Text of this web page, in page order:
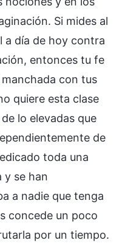
Si mides al
a día de hoy contra
entonces tu fe
con tus
quiere esta clase
lo elevadas que
de
toda una
y se han
a nadie que tenga
concede un poco
por un tiempo.